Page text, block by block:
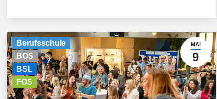
MAI
9
Berufsschule
BOS
BSL
FOS